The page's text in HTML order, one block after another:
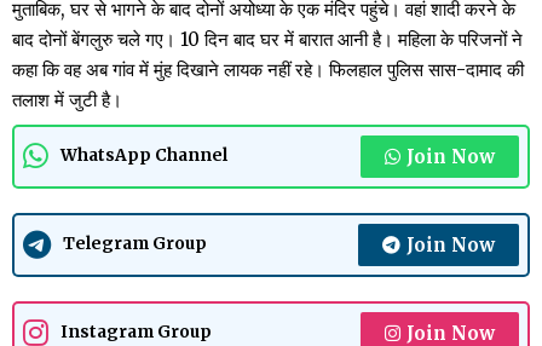
मुताबिक, घर से भागने के बाद दोनों अयोध्या के एक मंदिर पहुंचे। वहां शादी करने के
बाद दोनों बेंगलुरु चले गए। 10 दिन बाद घर में बारात आनी है। महिला के परिजनों ने
कहा कि वह अब गांव में मुंह दिखाने लायक नहीं रहे। फिलहाल पुलिस सास-दामाद की
तलाश में जुटी है।
WhatsApp Channel Join Now
Telegram Group Join Now
Instagram Group Join Now